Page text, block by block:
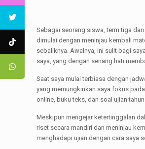
Sebagai seorang siswa, term tiga
dimulai dengan meninjau kembali
sebaliknya. Awalnya, ini sulit bagi
saya, yang dengan senang hati
Saat saya mulai terbiasa dengan
yang memungkinkan saya fokus
online, buku teks, dan soal ujian
Meskipun mengejar ketertinggalan
riset secara mandiri dan meninjau
menghadapi ujian dengan cara saya